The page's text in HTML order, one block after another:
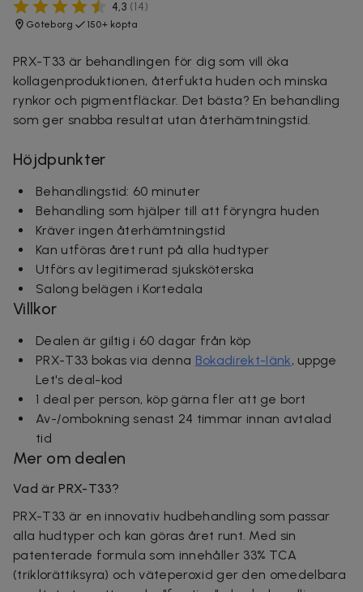
4,3 (14)
Göteborg 150+ köpta
PRX-T33 är behandlingen för dig som vill öka
kollagenproduktionen, återfukta huden och minska
rynkor och pigmentfläckar. Det bästa? En behandling
som ger snabba resultat utan återhämtningstid.
Höjdpunkter
Behandlingstid: 60 minuter
Behandling som hjälper till att föryngra huden
Kräver ingen återhämtningstid
Kan utföras året runt på alla hudtyper
Utförs av legitimerad sjuksköterska
Salong belägen i Kortedala
Villkor
Dealen är giltig i 60 dagar från köp
PRX-T33 bokas via denna Bokadirekt-länk, uppge
Let's deal-kod
1 deal per person, köp gärna fler att ge bort
Av-/ombokning senast 24 timmar innan avtalad
tid
Mer om dealen
Vad är PRX-T33?
PRX-T33 är en innovativ hudbehandling som passar
alla hudtyper och kan göras året runt. Med sin
patenterade formula som innehåller 33% TCA
(triklorättiksyra) och väteperoxid ger den omedelbara